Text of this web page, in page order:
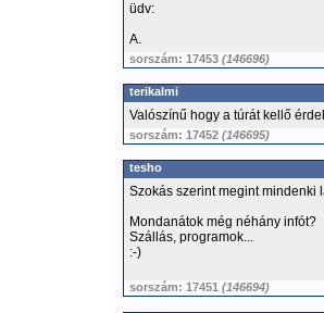
üdv:
A.
sorszám: 17453 (146696)
terikalmi
Valószínű hogy a túrát kellő
sorszám: 17452 (146695)
tesho
Szokás szerint megint mindenki
Mondanátok még néhány infót?
Szállás, programok...
:-)
sorszám: 17451 (146694)